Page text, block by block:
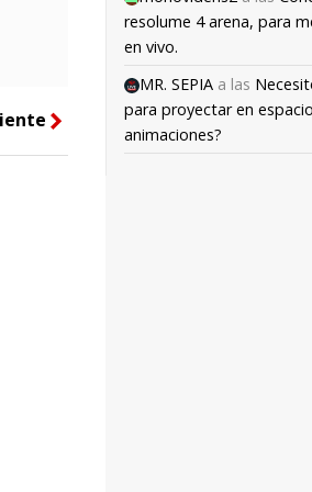
right
resolume 4 arena, para
en vivo.
MR. SEPIA a las
para proyectar en
animaciones?